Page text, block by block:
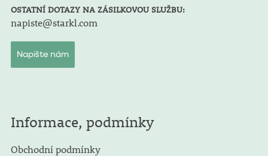
OSTATNÍ DOTAZY NA ZÁSILKOVOU SLUŽBU:
napiste@starkl.com
Napište nám
Informace, podmínky
Obchodní podmínky